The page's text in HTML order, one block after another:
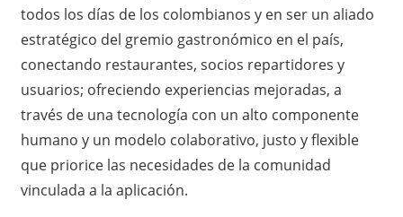
todos los días de los colombianos y en ser un aliado
estratégico del gremio gastronómico en el país,
conectando restaurantes, socios repartidores y
usuarios; ofreciendo experiencias mejoradas, a
través de una tecnología con un alto componente
humano y un modelo colaborativo, justo y flexible
que priorice las necesidades de la comunidad
vinculada a la aplicación.